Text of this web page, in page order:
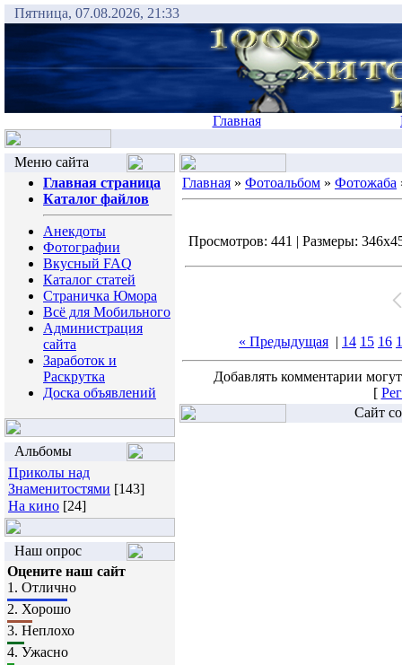
Пятница, 07.08.2026, 21:33
Главная
Меню сайта
Главная страница
Каталог файлов
Анекдоты
Фотографии
Вкусный FAQ
Каталог статей
Страничка Юмора
Всё для Мобильного
Администрация
сайта
Заработок и
Раскрутка
Доска объявлений
Альбомы
Приколы над
Знаменитостями [143]
На кино [24]
Наш опрос
Оцените наш сайт
1. Отлично
2. Хорошо
3. Неплохо
4. Ужасно
Главная » Фотоальбом » Фотожаба
Просмотров: 441 | Размеры:
« Предыдущая | 14 15 16
Добавлять комментарии
[
Сайт